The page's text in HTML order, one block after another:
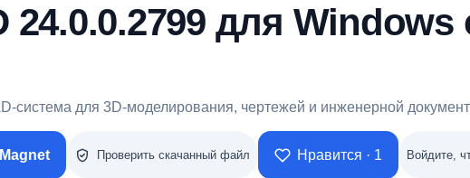
для Windows
для 3D-моделирования, чертежей и инженерной
Magnet Проверить скачанный файл Нравится · 1 Войдите,